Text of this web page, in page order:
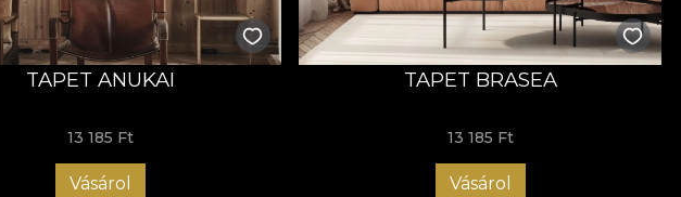
TAPET ANUKAI
13 185 Ft
Vásárol
TAPET BRASEA
13 185 Ft
Vásárol